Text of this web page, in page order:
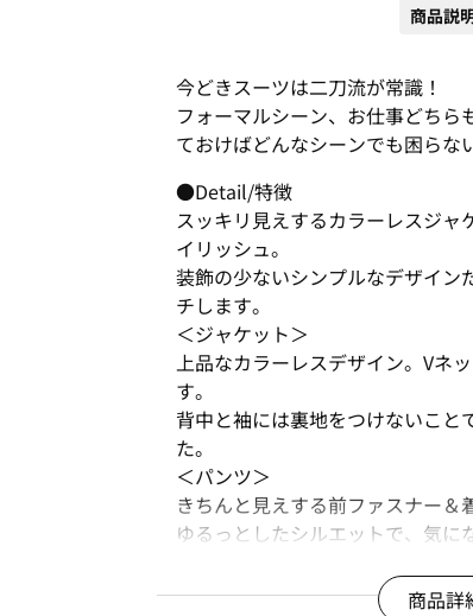
商品説
今どきスーツは二刀流が常識！
フォーマルシーン、お仕事どちら
ておけばどんなシーンでも困らな
●Detail/特徴
スッキリ見えするカラーレスジャ
イリッシュ。
装飾の少ないシンプルなデザイン
チします。
＜ジャケット＞
上品なカラーレスデザイン。Vネ
す。
背中と袖には裏地をつけないこと
た。
＜パンツ＞
きちんと見えする前ファスナー＆
ゆるっとしたシルエットで、気に
商品詳